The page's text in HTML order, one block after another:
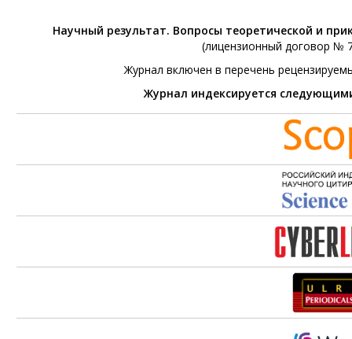
Научный результат. Вопросы теоретической и
(лицензионный договор №
Журнал включен в перечень
Журнал индексируется